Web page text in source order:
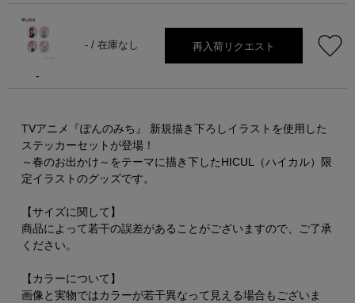
-
- /在庫なし 再入荷リクエスト
TVアニメ『ぽんのみち』 新規描き下ろしイラストを使用した
ステッカーセットが登場！
～春のお出かけ～をテーマに描き下したHICUL（ハイカル）限
定イラストのグッズです。
【サイズに関して】
商品によって若干の誤差があることがございますので、ご了承
ください。
【カラーについて】
画像と実物ではカラーが若干異なって見える場合もございま